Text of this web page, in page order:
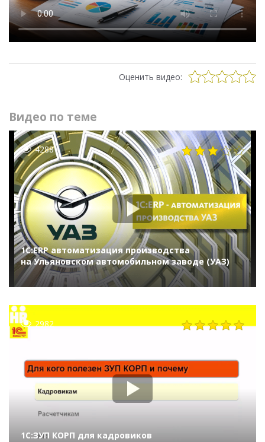
Оценить видео:
Видео по теме
4288
1С:ERP автоматизация производства
на Ульяновском автомобильном заводе (УАЗ)
2982
1С:ЗУП КОРП для кадровиков